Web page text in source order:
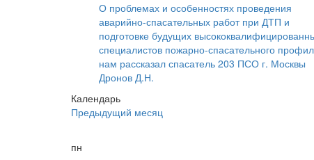
О проблемах и особенностях проведения
аварийно-спасательных работ при ДТП и
подготовке будущих
специалистов пожарно-спасательного
нам рассказал спасатель 203 ПСО г. Москвы
Дронов Д.Н.
Календарь
Предыдущий месяц
пн